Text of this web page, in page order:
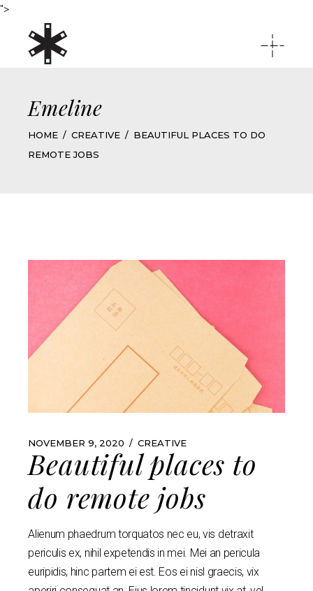
">
Emeline
HOME CREATIVE
BEAUTIFUL PLACES TO DO
REMOTE JOBS
NOVEMBER 9, 2020 CREATIVE
Beautiful places to
do remote jobs
Alienum phaedrum torquatos nec eu, vis detraxit
periculis ex, nihil expetendis in mei. Mei an pericula
euripidis, hinc partem ei est. Eos ei nisl graecis, vix